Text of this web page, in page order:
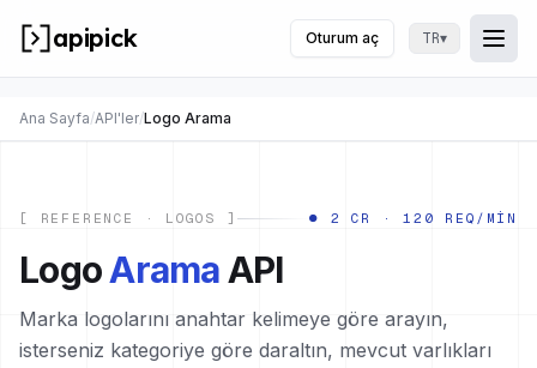
apipick Oturum aç TR▾
Ana Sayfa/API'ler/Logo Arama
[ REFERENCE · LOGOS ] ● 2 CR · 120 REQ/MIN
LogoAramaAPI
Marka logolarını anahtar kelimeye göre arayın,
isterseniz kategoriye göre daraltın, mevcut varlıkları